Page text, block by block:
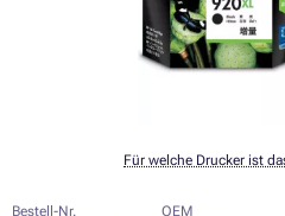
Für welche Drucker ist
Bestell-Nr.
OEM